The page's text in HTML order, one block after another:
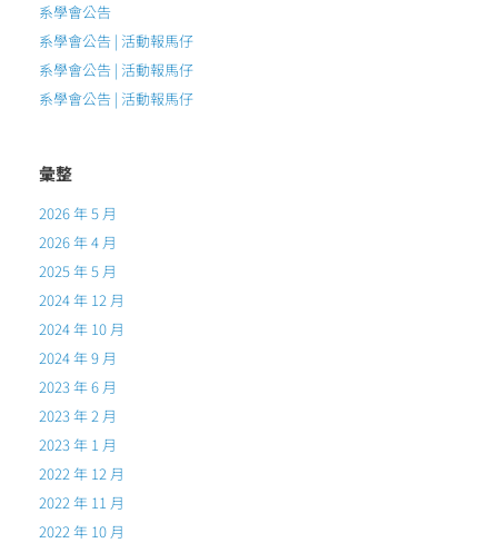
系學會公告
系學會公告 | 活動報馬仔
系學會公告 | 活動報馬仔
系學會公告 | 活動報馬仔
彙整
2026 年 5 月
2026 年 4 月
2025 年 5 月
2024 年 12 月
2024 年 10 月
2024 年 9 月
2023 年 6 月
2023 年 2 月
2023 年 1 月
2022 年 12 月
2022 年 11 月
2022 年 10 月